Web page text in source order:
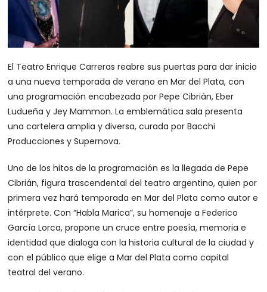
El Teatro Enrique Carreras reabre sus puertas para dar inicio
a una nueva temporada de verano en Mar del Plata, con
una programación encabezada por Pepe Cibrián, Eber
Ludueña y Jey Mammon. La emblemática sala presenta
una cartelera amplia y diversa, curada por Bacchi
Producciones y Supernova.
Uno de los hitos de la programación es la llegada de Pepe
Cibrián, figura trascendental del teatro argentino, quien por
primera vez hará temporada en Mar del Plata como autor e
intérprete. Con “Habla Marica”, su homenaje a Federico
García Lorca, propone un cruce entre poesía, memoria e
identidad que dialoga con la historia cultural de la ciudad y
con el público que elige a Mar del Plata como capital
teatral del verano.